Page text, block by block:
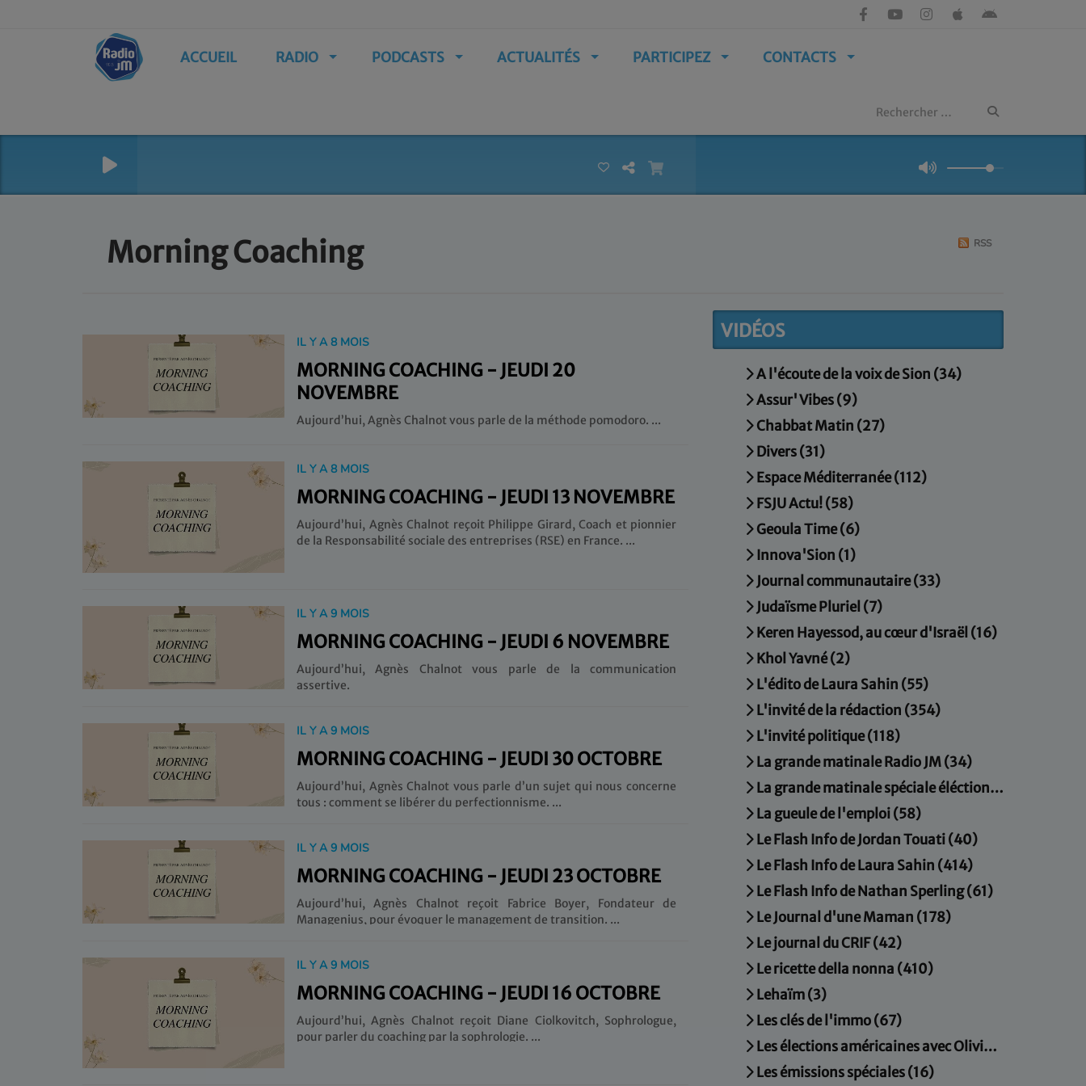
ACCUEIL RADIO PODCASTS ACTUALITÉS PARTICIPEZ CONTACTS
Morning Coaching RSS
IL Y A 8 MOIS
MORNING COACHING - JEUDI 20
NOVEMBRE
Aujourd’hui, Agnès Chalnot vous parle de la méthode pomodoro. ...
IL Y A 8 MOIS
MORNING COACHING - JEUDI 13 NOVEMBRE
Aujourd’hui, Agnès Chalnot reçoit Philippe Girard, Coach et pionnier
de la Responsabilité sociale des entreprises (RSE) en France. ...
IL Y A 9 MOIS
MORNING COACHING - JEUDI 6 NOVEMBRE
Aujourd’hui, Agnès Chalnot vous parle de la communication
assertive.
IL Y A 9 MOIS
MORNING COACHING - JEUDI 30 OCTOBRE
Aujourd’hui, Agnès Chalnot vous parle d’un sujet qui nous concerne
tous : comment se libérer du perfectionnisme. ...
IL Y A 9 MOIS
MORNING COACHING - JEUDI 23 OCTOBRE
Aujourd’hui, Agnès Chalnot reçoit Fabrice Boyer, Fondateur de
Managenius, pour évoquer le management de transition. ...
IL Y A 9 MOIS
MORNING COACHING - JEUDI 16 OCTOBRE
Aujourd’hui, Agnès Chalnot reçoit Diane Ciolkovitch, Sophrologue,
pour parler du coaching par la sophrologie. ...
VIDÉOS
A l'écoute de la voix de Sion (34)
Assur' Vibes (9)
Chabbat Matin (27)
Divers (31)
Espace Méditerranée (112)
FSJU Actu! (58)
Geoula Time (6)
Innova'Sion (1)
Journal communautaire (33)
Judaïsme Pluriel (7)
Keren Hayessod, au cœur d'Israël (16)
Khol Yavné (2)
L'édito de Laura Sahin (55)
L'invité de la rédaction (354)
L'invité politique (118)
La grande matinale Radio JM (34)
La grande matinale spéciale éléctions municipales (15)
La gueule de l'emploi (58)
Le Flash Info de Jordan Touati (40)
Le Flash Info de Laura Sahin (414)
Le Flash Info de Nathan Sperling (61)
Le Journal d'une Maman (178)
Le journal du CRIF (42)
Le ricette della nonna (410)
Lehaïm (3)
Les clés de l'immo (67)
Les élections américaines avec Olivier Mortier (4)
Les émissions spéciales (16)